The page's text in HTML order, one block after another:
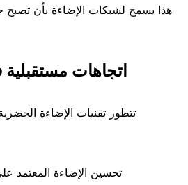
هذا يسمح لشبكات الإضاءة بأن
اتجاهات
تتطور تقنيات الإضاءة
تحسين الإضاءة المعتمد